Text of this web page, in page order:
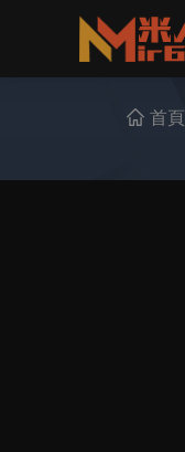
首頁